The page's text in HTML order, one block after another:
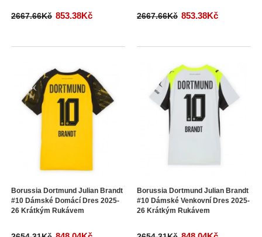
2667.66Kč 853.38Kč 2667.66Kč 853.38Kč
Borussia Dortmund Julian Brandt
#10 Dámské Domácí Dres 2025-
26 Krátkým Rukávem
Borussia Dortmund Julian Brandt
#10 Dámské Venkovní Dres 2025-
26 Krátkým Rukávem